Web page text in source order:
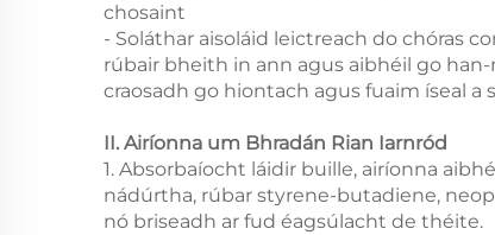
chosaint
- Soláthar aisoláid leictreach do chóras
rúbair bheith in ann agus aibhéil go
craosadh go hiontach agus fuaim íseal a
II. Airíonna um Bhradán Rian Iarnród
1. Absorbaíocht láidir buille, airíonna
nádúrtha, rúbar styrene-butadiene,
nó briseadh ar fud éagsúlacht de théite.